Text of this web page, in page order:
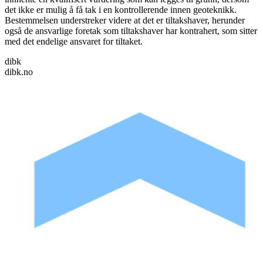
det ikke er mulig å få tak i en kontrollerende innen geoteknikk.
Bestemmelsen understreker videre at det er tiltakshaver, herunder
også de ansvarlige foretak som tiltakshaver har kontrahert, som sitter
med det endelige ansvaret for tiltaket.
dibk
dibk.no